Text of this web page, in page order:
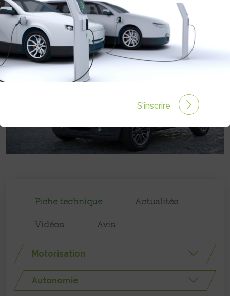
Prix :0€
Fiche technique Actualités
Vidéos Avis
Motorisation
Autonomie
S'inscrire